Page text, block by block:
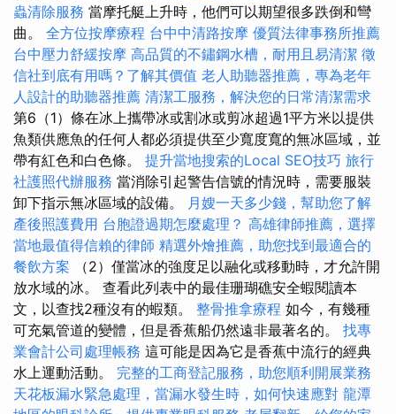
蟲清除服務 當摩托艇上升時，他們可以期望很多跌倒和彎
曲。 全方位按摩療程 台中中清路按摩 優質法律事務所推薦
台中壓力舒緩按摩 高品質的不鏽鋼水槽，耐用且易清潔 徵
信社到底有用嗎？了解其價值 老人助聽器推薦，專為老年
人設計的助聽器推薦 清潔工服務，解決您的日常清潔需求
第6（1）條在冰上攜帶冰或割冰或剪冰超過1平方米以提供
魚類供應魚的任何人都必須提供至少寬度寬的無冰區域，並
帶有紅色和白色條。 提升當地搜索的Local SEO技巧 旅行
社護照代辦服務 當消除引起警告信號的情況時，需要服裝
卸下指示無冰區域的設備。 月嫂一天多少錢，幫助您了解
產後照護費用 台胞證過期怎麼處理？ 高雄律師推薦，選擇
當地最值得信賴的律師 精選外燴推薦，助您找到最適合的
餐飲方案 （2）僅當冰的強度足以融化或移動時，才允許開
放水域的冰。 查看此列表中的最佳珊瑚礁安全蝦閱讀本
文，以查找2種沒有的蝦類。 整骨推拿療程 如今，有幾種
可充氣管道的變體，但是香蕉船仍然遠非最著名的。 找專
業會計公司處理帳務 這可能是因為它是香蕉中流行的經典
水上運動活動。 完整的工商登記服務，助您順利開展業務
天花板漏水緊急處理，當漏水發生時，如何快速應對 龍潭